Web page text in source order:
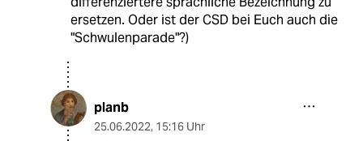
ersetzen. Oder ist der CSD bei Euch auch die
"Schwulenparade"?)
planb
25.06.2022, 15:16 Uhr